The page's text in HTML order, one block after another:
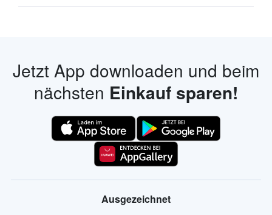
Jetzt App downloaden und beim
nächsten Einkauf sparen!
Ausgezeichnet